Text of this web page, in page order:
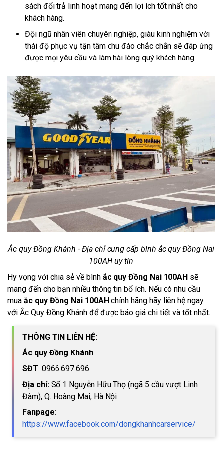
sách đổi trả linh hoạt mang đến lợi ích tốt nhất cho
khách hàng.
Đội ngũ nhân viên chuyên nghiệp, giàu kinh nghiệm với
thái độ phục vụ tận tâm chu đáo chắc chắn sẽ đáp ứng
được mọi yêu cầu và làm hài lòng quý khách hàng.
Ắc quy Đồng Khánh - Địa chỉ cung cấp bình ắc quy Đồng Nai
100AH uy tín
Hy vọng với chia sẻ về bình ắc quy Đồng Nai 100AH sẽ
mang đến cho bạn nhiều thông tin bổ ích. Nếu có nhu cầu
mua ắc quy Đồng Nai 100AH chính hãng hãy liên hệ ngay
với Ắc Quy Đồng Khánh để được báo giá chi tiết và tốt nhất.
THÔNG TIN LIÊN HỆ:
Ắc quy Đồng Khánh
SĐT: 0966.697.696
Địa chỉ: Số 1 Nguyễn Hữu Thọ (ngã 5 cầu vượt Linh
Đàm), Q. Hoàng Mai, Hà Nội
Fanpage:
https://www.facebook.com/dongkhanhcarservice/